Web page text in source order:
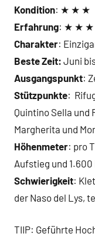
Kondition: ★ ★ ★
Erfahrung: ★ ★
Charakter:
Beste Zeit: Juni
Ausgangspunkt:
Stützpunkte:
Quintino Sella und
Margherita und
Höhenmeter: pro
Aufstieg und
Schwierigkeit:
der Naso del Lys,
TIIP: Geführte